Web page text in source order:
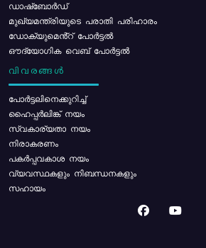
ഡാഷ്ബോർഡ്
മുഖ്യമന്ത്രിയുടെ പരാതി പരിഹാരം
ഡോക്യുമെൻ്റ് പോർട്ടൽ
ഔദ്യോഗിക വെബ് പോർട്ടൽ
വിവരങ്ങൾ
പോര്‍ട്ടലിനെക്കുറിച്ച്
ഹൈപ്പർലിങ്ക് നയം
സ്വകാര്യതാ നയം
നിരാകരണം
പകർപ്പവകാശ നയം
വ്യവസ്ഥകളും നിബന്ധനകളും
സഹായം